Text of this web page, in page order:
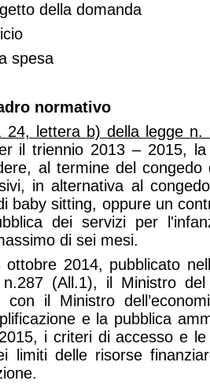
della domanda
spesa
normativo
24, lettera b) della legge n.
il triennio 2013 – 2015,
al termine del
in alternativa al
baby sitting, oppure un
dei servizi per
di sei mesi.
2014, pubblicato
(All.1), il Ministro
con il Ministro
e la pubblica
i criteri di accesso e
limiti delle risorse